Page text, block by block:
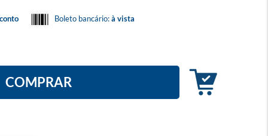
Boleto bancário:à vista
COMPRAR